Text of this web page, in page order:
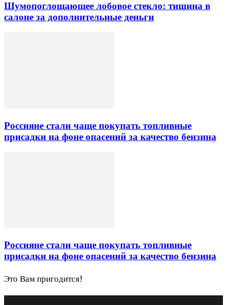
Шумопоглощающее лобовое стекло: тишина в
салоне за дополнительные деньги
Россияне стали чаще покупать топливные
присадки на фоне опасений за качество бензина
Россияне стали чаще покупать топливные
присадки на фоне опасений за качество бензина
Это Вам пригодится!